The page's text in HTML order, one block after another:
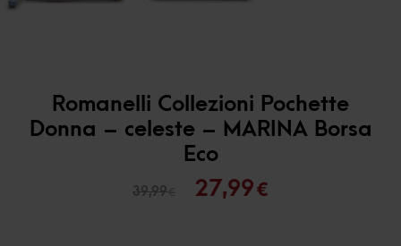
Romanelli Collezioni Pochette
Donna – celeste – MARINA Borsa
Eco
39,99€
Il
27,99€